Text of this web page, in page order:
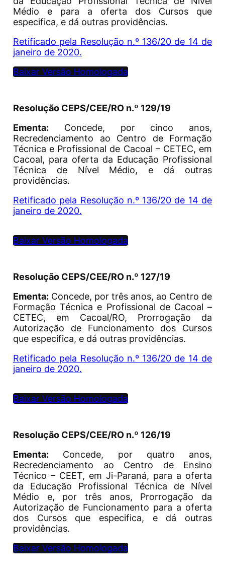
Médio e para a oferta dos Cursos que
especifica, e dá outras providências.
Retificado pela Resolução n.º 136/20 de 14 de
janeiro de 2020.
Baixar Versão Homologada
Resolução CEPS/CEE/RO n.º 129/19
Ementa: Concede, por cinco anos,
Recredenciamento ao Centro de Formação
Técnica e Profissional de Cacoal – CETEC, em
Cacoal, para oferta da Educação Profissional
Técnica de Nível Médio, e dá outras
providências.
Retificado pela Resolução n.º 136/20 de 14 de
janeiro de 2020.
Baixar Versão Homologada
Resolução CEPS/CEE/RO n.º 127/19
Ementa: Concede, por três anos, ao Centro de
Formação Técnica e Profissional de Cacoal –
CETEC, em Cacoal/RO, Prorrogação da
Autorização de Funcionamento dos Cursos
que especifica, e dá outras providências.
Retificado pela Resolução n.º 136/20 de 14 de
janeiro de 2020.
Baixar Versão Homologada
Resolução CEPS/CEE/RO n.º 126/19
Ementa: Concede, por quatro anos,
Recredenciamento ao Centro de Ensino
Técnico – CEET, em Ji-Paraná, para a oferta
da Educação Profissional Técnica de Nível
Médio e, por três anos, Prorrogação da
Autorização de Funcionamento para a oferta
dos Cursos que especifica, e dá outras
providências.
Baixar Versão Homologada